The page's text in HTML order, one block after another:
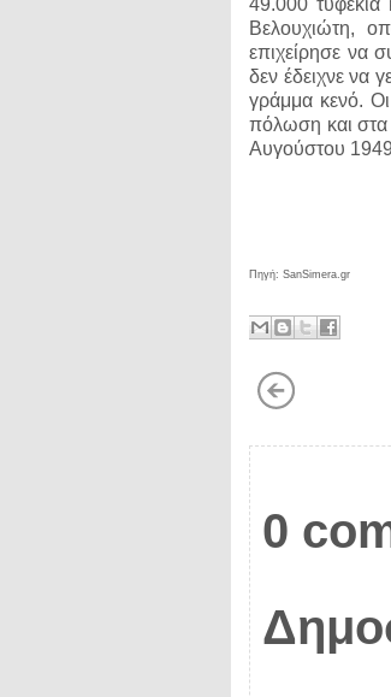
49.000 τυφέκια
Βελουχιώτη,
επιχείρησε να
δεν έδειχνε να
γράμμα κενό.
πόλωση και στα
Αυγούστου
Πηγή: SanSimera.gr
0